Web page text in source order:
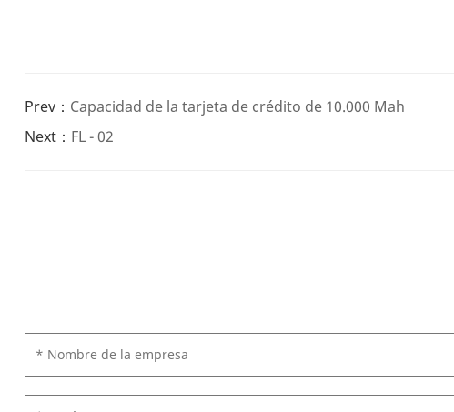
Prev： Capacidad de la tarjeta de crédito de 10.000 Mah
Next： FL - 02